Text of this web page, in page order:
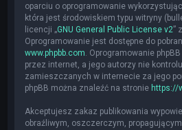
oparciu o oprogramowanie
która jest środowiskiem typu witryny
licencji „GNU General Public License v2”
Oprogramowanie jest dostępne do
www.phpbb.com . Oprogramowanie
przez internet, a jego autorzy nie
zamieszczanych w internecie za jego
phpBB można znaleźć na stronie https://
Akceptujesz zakaz publikowania
obraźliwym, oszczerczym,